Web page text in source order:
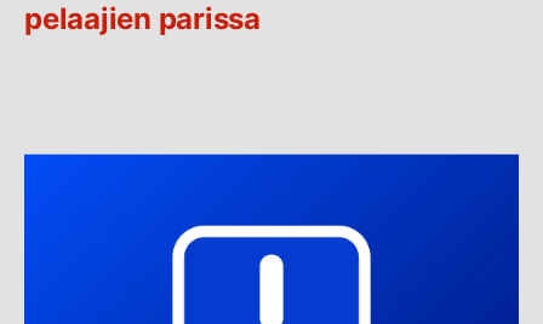
pelaajien parissa